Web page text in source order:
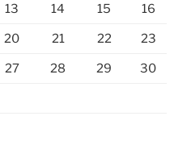
13 14 15 16
20 21 22 23
27 28 29 30